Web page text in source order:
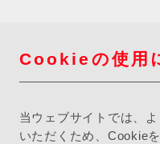
Cookieの使用
当ウェブサイトでは、
いただくため、Cookie